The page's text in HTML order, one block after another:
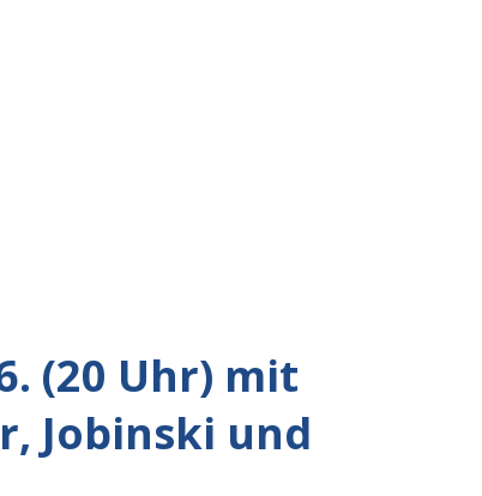
(20 Uhr) mit
Jobinski und